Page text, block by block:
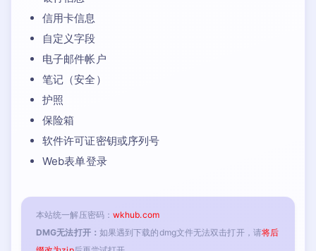
信用卡信息
自定义字段
电子邮件帐户
笔记（安全）
护照
保险箱
软件许可证密钥或序列号
Web表单登录
本站统一解压密码： wkhub.com
DMG无法打开： 如果遇到下载的dmg文件无法双击打开，请将后